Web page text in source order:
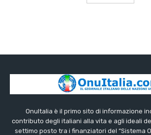
OnuItalia è il primo sito di informazione
contributo degli italiani alla vita e agli ideali
settimo posto tra i finanziatori del “Sistema